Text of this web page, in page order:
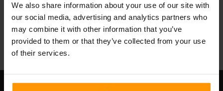
We also share information about your use of our site with
our social media, advertising and analytics partners who
may combine it with other information that you’ve
provided to them or that they’ve collected from your use
of their services.
All Games